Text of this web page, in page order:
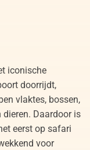
iconische
doorrijdt,
vlaktes, bossen,
dieren. Daardoor is
eerst op safari
voor